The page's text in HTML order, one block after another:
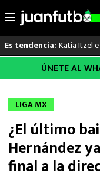
al
Es tendencia: Katia Itzel
LO ÚLTIMO
LIGA MX
RAYADOS
PUMAS
ÚNETE AL
LIGA MX
¿El último
Hernández
final a la